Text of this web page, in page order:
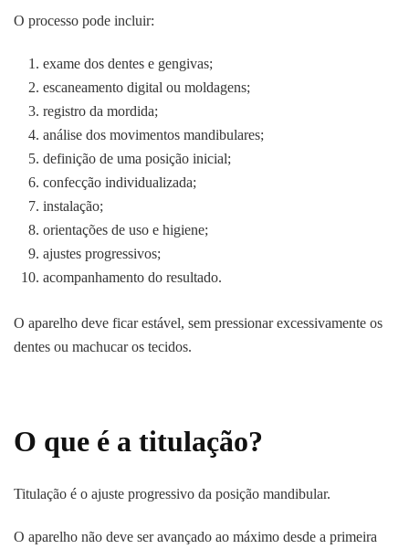
O processo pode incluir:
exame dos dentes e gengivas;
escaneamento digital ou moldagens;
registro da mordida;
análise dos movimentos mandibulares;
definição de uma posição inicial;
confecção individualizada;
instalação;
orientações de uso e higiene;
ajustes progressivos;
acompanhamento do resultado.
O aparelho deve ficar estável, sem pressionar excessivamente os
dentes ou machucar os tecidos.
O que é a titulação?
Titulação é o ajuste progressivo da posição mandibular.
O aparelho não deve ser avançado ao máximo desde a primeira